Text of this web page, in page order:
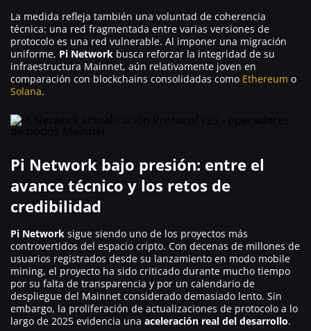
La medida refleja también una voluntad de coherencia
técnica: una red fragmentada entre varias versiones de
protocolo es una red vulnerable. Al imponer una migración
uniforme, Pi Network busca reforzar la integridad de su
infraestructura Mainnet, aún relativamente joven en
comparación con blockchains consolidadas como Ethereum o
Solana.
Pi Network bajo presión: entre el
avance técnico y los retos de
credibilidad
Pi Network sigue siendo uno de los proyectos más
controvertidos del espacio cripto. Con decenas de millones de
usuarios registrados desde su lanzamiento en modo mobile
mining, el proyecto ha sido criticado durante mucho tiempo
por su falta de transparencia y por un calendario de
despliegue del Mainnet considerado demasiado lento. Sin
embargo, la proliferación de actualizaciones de protocolo a lo
largo de 2025 evidencia una aceleración real del desarrollo.